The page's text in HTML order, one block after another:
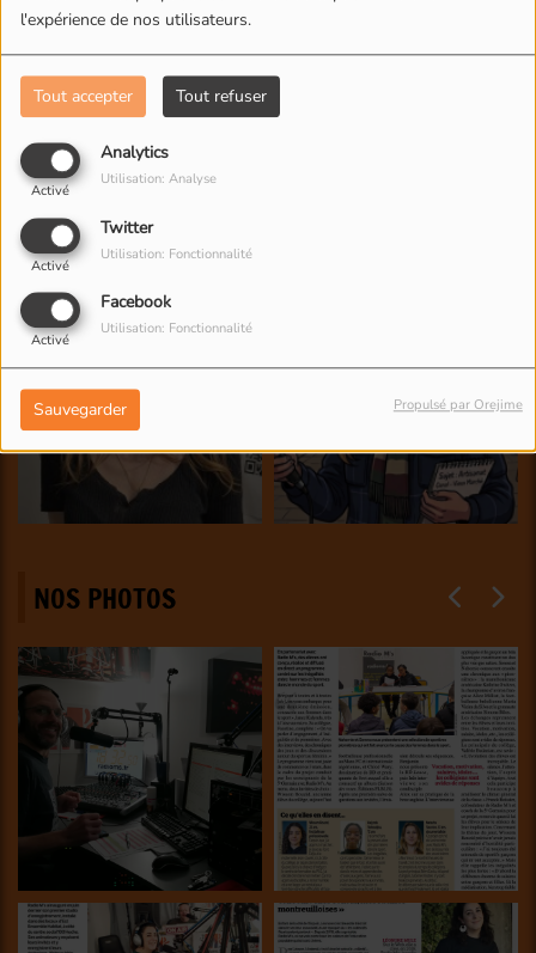
l'expérience de nos utilisateurs.
Tout accepter Tout refuser
Analytics
Activé
Utilisation: Analyse
Twitter
Activé
Utilisation: Fonctionnalité
Facebook
Activé
Utilisation: Fonctionnalité
Sauvegarder Propulsé par Orejime
NOS PHOTOS